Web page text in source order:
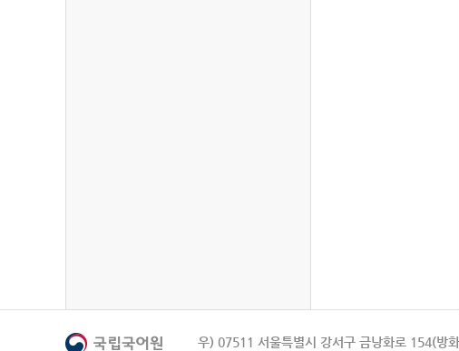
우) 07511 서울특별시 강서구 금낭화로 154(방